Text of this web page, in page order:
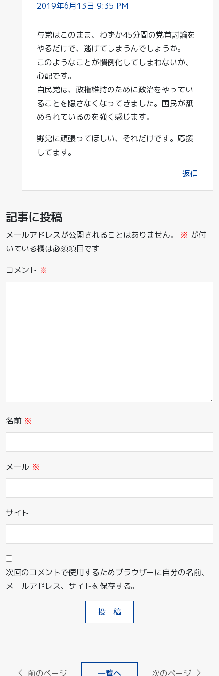
2019年6月13日 9:35 PM
与党はこのまま、わずか45分間の党首討論を
やるだけで、逃げてしまうんでしょうか。
このようなことが慣例化してしまわないか、
心配です。
自民党は、政権維持のために政治をやってい
ることを隠さなくなってきました。国民が舐
められているのを強く感じます。
野党に頑張ってほしい、それだけです。応援
してます。
返信
記事に投稿
メールアドレスが公開されることはありません。 ※ が付
いている欄は必須項目です
コメント ※
名前 ※
メール ※
サイト
次回のコメントで使用するためブラウザーに自分の名前、
メールアドレス、サイトを保存する。
前のページ 一覧へ 次のページ